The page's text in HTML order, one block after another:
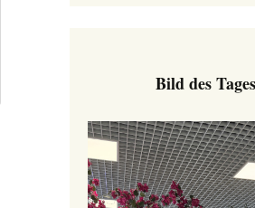
Bild des Tages